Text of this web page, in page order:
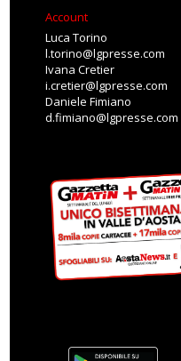
Account
Luca Torino
l.torino@lgpresse.com
Ivana Cretier
i.cretier@lgpresse.com
Daniele Fimiano
d.fimiano@lgpresse.com